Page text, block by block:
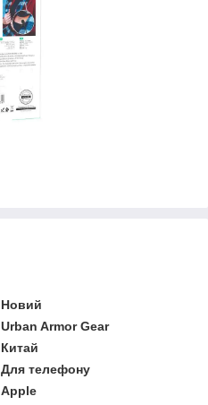
Новий
Urban Armor Gear
Китай
Для телефону
Apple